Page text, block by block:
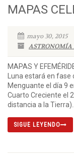
MAPAS
mayo 30, 2015
ASTRONOMÍA
MAPAS Y
Luna estará en fase
Menguante el día 9
Cuarto Creciente el
distancia a la
SIGUE LEYENDO